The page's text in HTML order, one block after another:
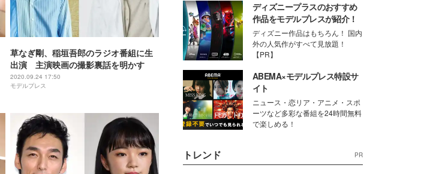
草なぎ剛、稲垣吾郎のラジオ番組に生
出演 主演映画の撮影裏話を明かす
2020.09.24 17:50
モデルプレス
ディズニープラスのおすすめ
作品をモデルプレスが紹介！
ディズニー作品はもちろん！ 国内
外の人気作がすべて見放題！
【PR】
ABEMA×モデルプレス特設サ
イト
ニュース・恋リア・アニメ・スポ
ーツなど多彩な番組を24時間無料
で楽しめる！
トレンド PR